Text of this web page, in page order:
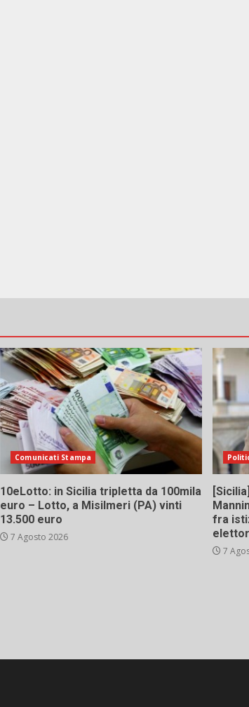
Comunicati Stampa
10eLotto: in Sicilia tripletta da 100mila
euro – Lotto, a Misilmeri (PA) vinti
13.500 euro
7 Agosto 2026
fra
7